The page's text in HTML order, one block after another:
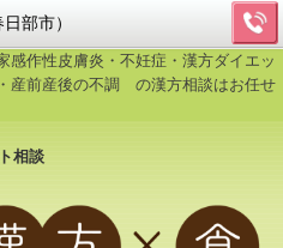
部市）
感作性皮膚炎・不妊症・漢方ダイエッ
産前産後の不調 の漢方相談はお任せ
相談